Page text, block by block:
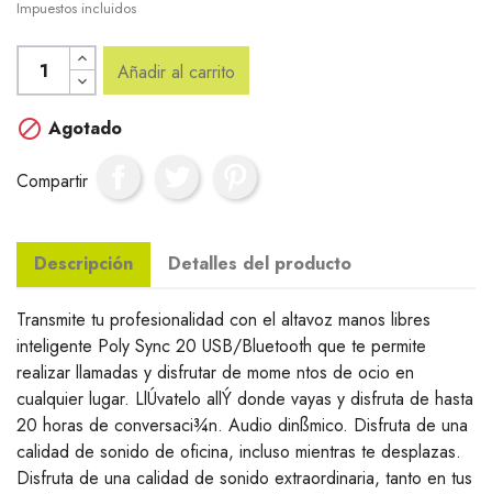
Impuestos incluidos
Añadir al carrito
 Agotado
Compartir
Descripción Detalles del producto
Transmite tu profesionalidad con el altavoz manos libres
inteligente Poly Sync 20 USB/Bluetooth que te permite
realizar llamadas y disfrutar de mome ntos de ocio en
cualquier lugar. LlÚvatelo allÝ donde vayas y disfruta de hasta
20 horas de conversaci¾n. Audio dinßmico. Disfruta de una
calidad de sonido de oficina, incluso mientras te desplazas.
Disfruta de una calidad de sonido extraordinaria, tanto en tus